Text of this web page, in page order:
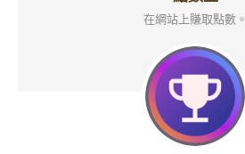
在網站上賺取點數。